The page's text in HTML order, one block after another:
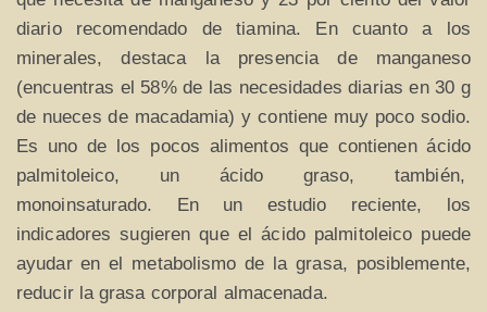
diario recomendado de tiamina. En cuanto a los
minerales, destaca la presencia de manganeso
(encuentras el 58% de las necesidades diarias en 30 g
de nueces de macadamia) y contiene muy poco sodio.
Es uno de los pocos alimentos que contienen ácido
palmitoleico, un ácido graso, también,
monoinsaturado. En un estudio reciente, los
indicadores sugieren que el ácido palmitoleico puede
ayudar en el metabolismo de la grasa, posiblemente,
reducir la grasa corporal almacenada.